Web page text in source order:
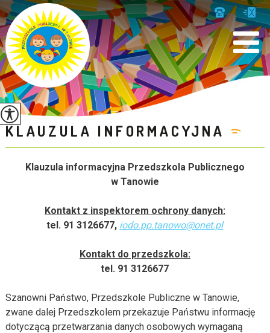
KLAUZULA INFORMACYJNA
Klauzula informacyjna Przedszkola Publicznego
w Tanowie
Kontakt z inspektorem ochrony danych:
tel. 91 3126677, iodo.pp.tanowo@onet.pl
Kontakt do przedszkola:
tel. 91 3126677
Szanowni Państwo, Przedszkole Publiczne w Tanowie,
zwane dalej Przedszkolem przekazuje Państwu informację
dotyczącą przetwarzania danych osobowych wymaganą